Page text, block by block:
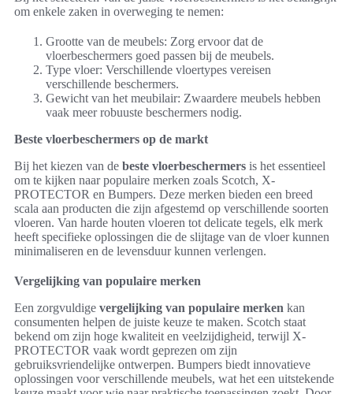
om enkele zaken in overweging te nemen:
Grootte van de meubels: Zorg ervoor dat de
vloerbeschermers goed passen bij de meubels.
Type vloer: Verschillende vloertypes vereisen
verschillende beschermers.
Gewicht van het meubilair: Zwaardere meubels hebben
vaak meer robuuste beschermers nodig.
Beste vloerbeschermers op de markt
Bij het kiezen van de beste vloerbeschermers is het essentieel
om te kijken naar populaire merken zoals Scotch, X-
PROTECTOR en Bumpers. Deze merken bieden een breed
scala aan producten die zijn afgestemd op verschillende soorten
vloeren. Van harde houten vloeren tot delicate tegels, elk merk
heeft specifieke oplossingen die de slijtage van de vloer kunnen
minimaliseren en de levensduur kunnen verlengen.
Vergelijking van populaire merken
Een zorgvuldige vergelijking van populaire merken kan
consumenten helpen de juiste keuze te maken. Scotch staat
bekend om zijn hoge kwaliteit en veelzijdigheid, terwijl X-
PROTECTOR vaak wordt geprezen om zijn
gebruiksvriendelijke ontwerpen. Bumpers biedt innovatieve
oplossingen voor verschillende meubels, wat het een uitstekende